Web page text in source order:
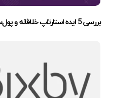
بررسی 5 ایده استارتاپ خلاقانه و پول‌ساز با هوش مصنوعی